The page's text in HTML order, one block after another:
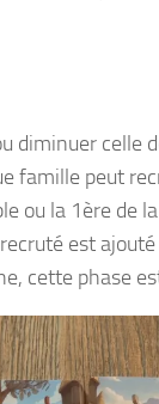
diminuer celle
famille peut
ou la 1ère de
est
cette phase